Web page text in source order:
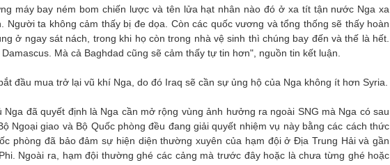
máy bay ném bom chiến lược và tên lửa hạt nhân nào đó ở xa tít tận nước Nga xa
Người ta không cảm thấy bị đe dọa. Còn các quốc vương và tổng thống sẽ thấy hoàn
ở ngay sát nách, trong khi họ còn trong nhà vệ sinh thì chúng bay đến và thế là hết.
Mà cả Baghdad cũng sẽ cảm thấy tự tin hơn", nguồn tin kết luận.
đầu mua trở lại vũ khí Nga, do đó Iraq sẽ cần sự ủng hộ của Nga không ít hơn Syria.
Nga đã quyết định là Nga cần mở rộng vùng ảnh hưởng ra ngoài SNG mà Nga có sau
Ngoại giao và Bộ Quốc phòng đều đang giải quyết nhiệm vụ này bằng các cách thức
phòng đã bảo đảm sự hiện diện thường xuyên của hạm đội ở Địa Trung Hải và gần
Ngoài ra, hạm đội thường ghé các cảng mà trước đây hoặc là chưa từng ghé hoặc